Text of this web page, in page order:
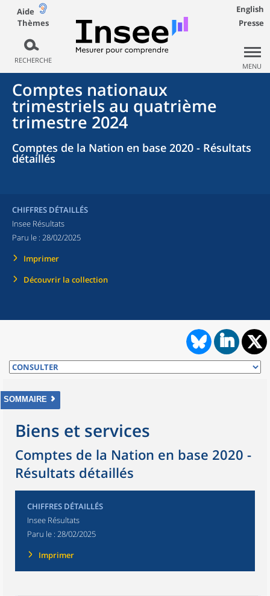
Aide
Thèmes
RECHERCHE
English
Presse
MENU
Comptes nationaux
trimestriels au quatrième
trimestre 2024
Comptes de la Nation en base 2020 - Résultats
détaillés
CHIFFRES DÉTAILLÉS
Insee Résultats
Paru le : 28/02/2025
Imprimer
Découvrir la collection
SOMMAIRE
Biens et services
Comptes de la Nation en base 2020 -
Résultats détaillés
CHIFFRES DÉTAILLÉS
Insee Résultats
Paru le : 28/02/2025
Imprimer